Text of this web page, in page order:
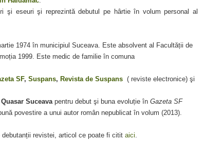
şi eseuri şi reprezintă debutul pe hârtie în volum personal al
1974 în municipiul Suceava. Este absolvent al Facultății de
1999. Este medic de familie în comuna
SF, Suspans, Revista de Suspans ( reviste electronice) şi
Suceavapentru debut şi buna evoluție în Gazeta SF
povestire a unui autor român nepublicat în volum (2013).
revistei, articol ce poate fi citit aici.